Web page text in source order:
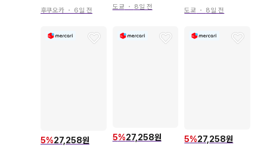
CONCERT TOUR I
후쿠오카 ・ 6일 전 도쿄 ・ 8일 전 도쿄 ・ 8일 전
5%27,258원 5%27,258원 5%27,258원